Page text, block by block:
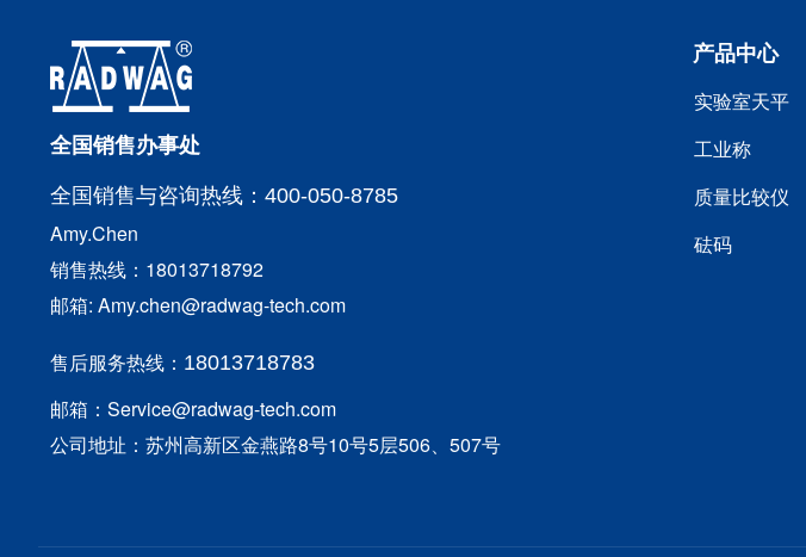
全国销售办事处
全国销售与咨询热线：400-050-8785
Amy.Chen
销售热线：18013718792
邮箱: Amy.chen@radwag-tech.com
售后服务热线： 18013718783
邮箱：Service@radwag-tech.com
公司地址：苏州高新区金燕路8号10号5层506、507号
产品中心
实验室天平
工业称
质量比较仪
砝码